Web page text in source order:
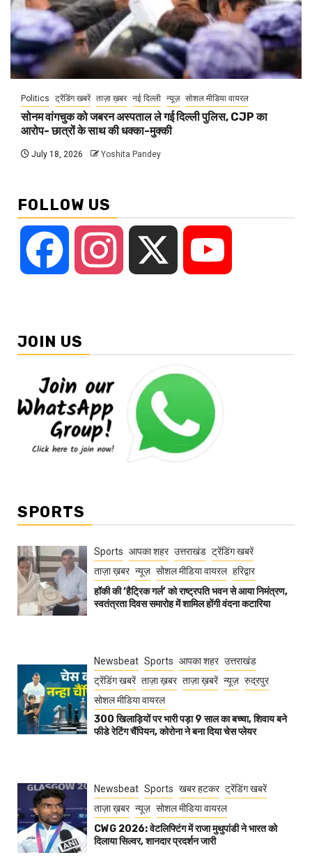
Politics ट्रेंडिंग खबरें ताज़ा ख़बर नई दिल्ली न्यूज़ सोशल मीडिया वायरल
सोनम वांगचुक को जबरन अस्पताल ले गई दिल्ली पुलिस, CJP का
आरोप- छात्रों के साथ की धक्का-मुक्की
July 18, 2026 Yoshita Pandey
FOLLOW US
Facebook Instagram
JOIN US
SPORTS
Sports आपका शहर उत्तराखंड ट्रेंडिंग खबरें
ताज़ा ख़बर न्यूज़ सोशल मीडिया वायरल हरिद्वार
हॉकी की ‘हैट्रिक गर्ल’ को राष्ट्रपति भवन से आया निमंत्रण,
स्वतंत्रता दिवस समारोह में शामिल होंगी वंदना कटारिया
Newsbeat Sports आपका शहर उत्तराखंड
ट्रेंडिंग खबरें ताज़ा ख़बर ताज़ा ख़बरें न्यूज़ रुद्रपुर
सोशल मीडिया वायरल
300 खिलाड़ियों पर भारी पड़ा 9 साल का बच्चा, शिवाय बने
फीडे रेटिंग चैंपियन, कोरोना ने बना दिया चेस प्लेयर
Newsbeat Sports खबर हटकर ट्रेंडिंग खबरें
ताज़ा ख़बर न्यूज़ सोशल मीडिया वायरल
CWG 2026: वेटलिफ्टिंग में राजा मुथुपांडी ने भारत को
दिलाया सिल्वर, शानदार प्रदर्शन जारी